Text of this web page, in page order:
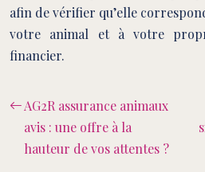
afin de vérifier qu’elle
votre animal et à votre
financier.
AG2R assurance animaux
avis : une offre à la
hauteur de vos attentes ?